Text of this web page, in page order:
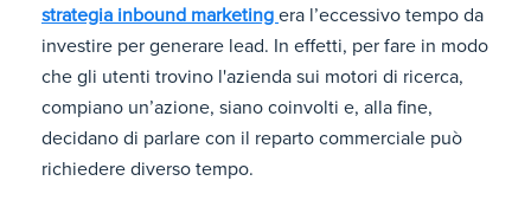
strategia inbound marketing era l’eccessivo tempo da
investire per generare lead. In effetti, per fare in modo
che gli utenti trovino l'azienda sui motori di ricerca,
compiano un’azione, siano coinvolti e, alla fine,
decidano di parlare con il reparto commerciale può
richiedere diverso tempo.